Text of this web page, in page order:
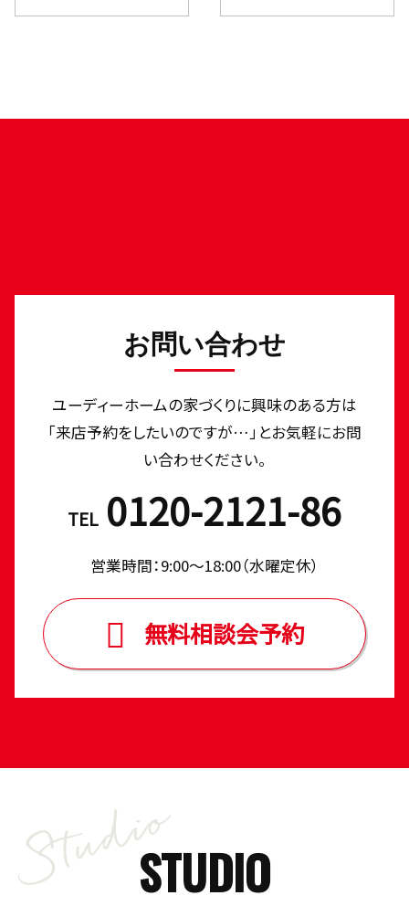
お問い合わせ
ユーディーホームの家づくりに興味のある⽅は
「来店予約をしたいのですが…」とお気軽にお問
い合わせください。
TEL 0120-2121-86
営業時間：9:00〜18:00（⽔曜定休）
無料相談会予約
STUDIO